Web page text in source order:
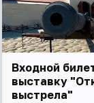
Входной
выставку
выстрела"